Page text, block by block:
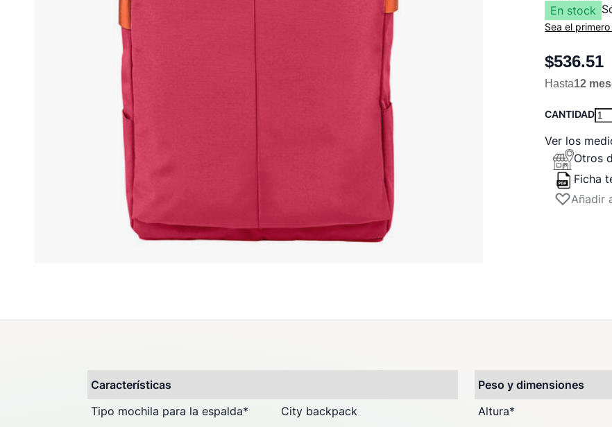
En stock
Sea el
$536.51
Hasta12
CANTIDAD
Ver los
Otros
Ficha
Añadir
Características
Tipo mochila para la espalda*
City backpack
Peso y dimensiones
Altura*
Preguntas & Dudas (0)
Opiniones